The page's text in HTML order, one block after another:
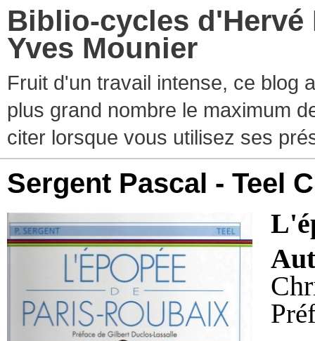
Biblio-cycles d'Hervé
Yves Mounier
Fruit d'un travail intense, ce blog
plus grand nombre le maximum
citer lorsque vous utilisez ses
Sergent Pascal - Teel